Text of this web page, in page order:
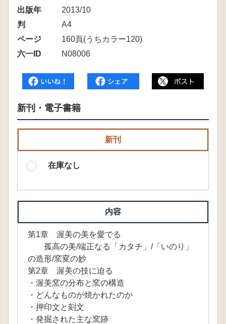
出版年
2013/10
判
A4
ページ
160頁(うちカラー120)
六一ID
N08006
新刊・電子書籍
新刊
在庫なし
内容
第1章 渥美の美を愛でる
孤高の美/端正なる「カタチ」/「いのり」
の造形/窯変の妙
第2章 渥美の技に迫る
・渥美窯の分布と窯の構造
・どんなものが焼かれたのか
・押印文と刻文
・発掘された主な窯跡